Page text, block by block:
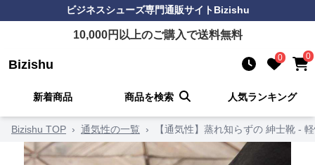
ビジネスシューズ専門通販サイトBizishu
10,000円以上のご購入で送料無料
Bizishu 0 0
新着商品 商品を検索 人気ランキング
Bizishu TOP › 通気性の一覧 › 【通気性】蒸れ知らずの 紳士靴 -